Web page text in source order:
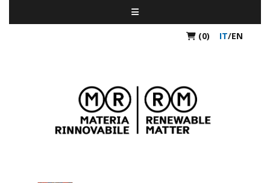
(0) IT/EN